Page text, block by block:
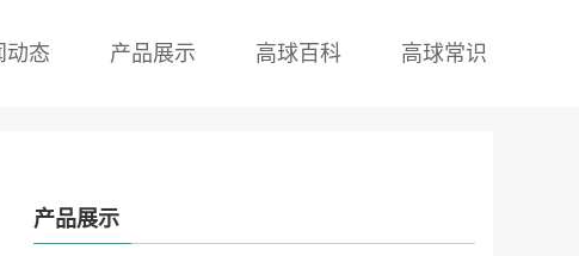
动态 产品展示 高球百科 高球常识
产品展示